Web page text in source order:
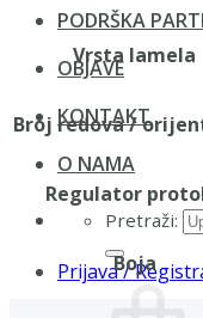
PODRŠKA
OBJAVE
KONTAKT
O NAMA
Pretraži:
Prijava /
Vrsta lamela
Broj redova /
Regulator
Boja